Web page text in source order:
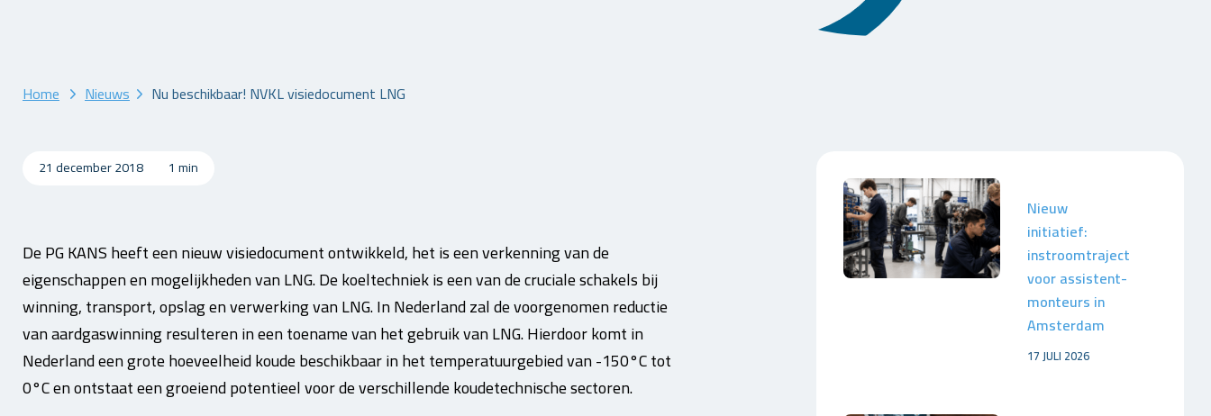
Home Nieuws Nu beschikbaar! NVKL visiedocument LNG
21 december 2018 1 min
De PG KANS heeft een nieuw visiedocument ontwikkeld, het is een verkenning van de
eigenschappen en mogelijkheden van LNG. De koeltechniek is een van de cruciale schakels bij
winning, transport, opslag en verwerking van LNG. In Nederland zal de voorgenomen reductie
van aardgaswinning resulteren in een toename van het gebruik van LNG. Hierdoor komt in
Nederland een grote hoeveelheid koude beschikbaar in het temperatuurgebied van -150°C tot
0°C en ontstaat een groeiend potentieel voor de verschillende koudetechnische sectoren.
Nieuw
initiatief:
instroomtraject
voor assistent-
monteurs in
Amsterdam
17 JULI 2026